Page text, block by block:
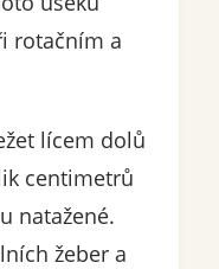
rotačním a
lícem dolů
centimetrů
natažené.
žeber a